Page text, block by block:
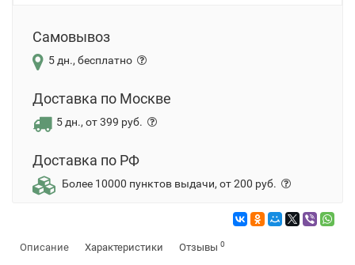
Самовывоз
5 дн., бесплатно
Доставка по Москве
5 дн., от 399 руб.
Доставка по РФ
Более 10000 пунктов выдачи, от 200 руб.
Описание Характеристики Отзывы 0